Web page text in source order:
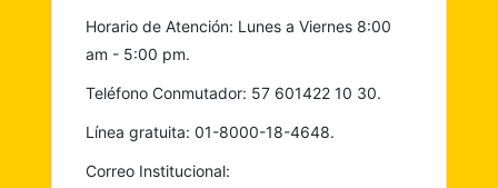
Horario de Atención: Lunes a Viernes 8:00
am - 5:00 pm.
Teléfono Conmutador: 57 601422 10 30.
Línea gratuita: 01-8000-18-4648.
Correo Institucional: